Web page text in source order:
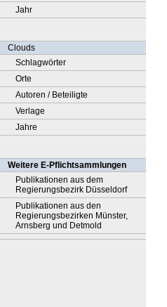
Jahr
Clouds
Schlagwörter
Orte
Autoren / Beteiligte
Verlage
Jahre
Weitere E-Pflichtsammlungen
Publikationen aus dem
Regierungsbezirk Düsseldorf
Publikationen aus den
Regierungsbezirken Münster,
Arnsberg und Detmold